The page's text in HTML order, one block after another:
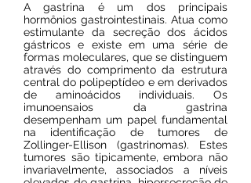
A gastrina é um dos principais
hormônios gastrointestinais. Atua como
estimulante da secreção dos ácidos
gástricos e existe em uma série de
formas moleculares, que se distinguem
através do comprimento da estrutura
central do polipeptídeo e em derivados
de aminoácidos individuais. Os
imunoensaios da gastrina
desempenham um papel fundamental
na identificação de tumores de
Zollinger-Ellison (gastrinomas). Estes
tumores são tipicamente, embora não
invariavelmente, associados a níveis